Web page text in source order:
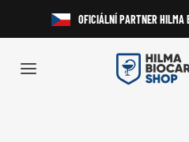
obsah
OFICIÁLNÍ PARTNER HILMA
Toggle